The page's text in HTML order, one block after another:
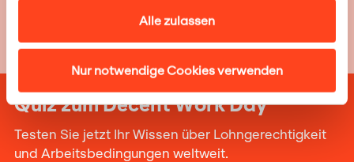
Alle zulassen
Nur notwendige Cookies verwenden
Quiz zum Decent Work Day
Testen Sie jetzt Ihr Wissen über Lohngerechtigkeit
und Arbeitsbedingungen weltweit.